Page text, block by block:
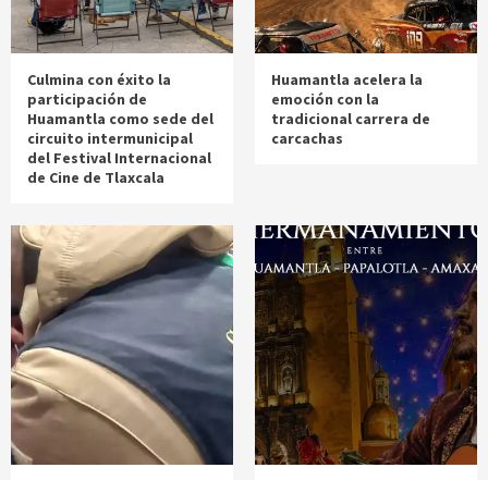
Culmina con éxito la
participación de
Huamantla como sede del
circuito intermunicipal
del Festival Internacional
de Cine de Tlaxcala
Huamantla acelera la
emoción con la
tradicional carrera de
carcachas